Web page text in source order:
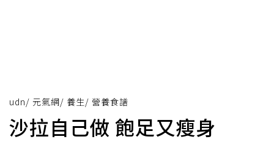
udn/ 元氣網/ 養生/ 營養食譜
沙拉自己做 飽足又瘦身